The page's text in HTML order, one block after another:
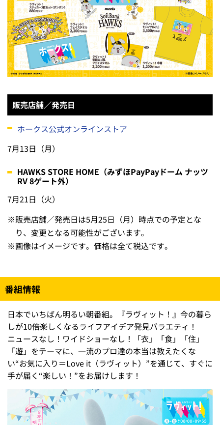
販売店舗／発売日
ホークス公式オンラインストア
7月13日（月）
HAWKS STORE HOME（みずほPayPayドーム ナッツ
RV 8ゲート外）
7月21日（火）
※販売店舗／発売日は5月25日（月）時点での予定とな
り、変更となる可能性がございます。
※画像はイメージです。価格は全て税込です。
番組情報
日本でいちばん明るい朝番組。『ラヴィット！』今の暮ら
しが10倍楽しくなるライフアイデア発見バラエティ！
ニュースなし！ワイドショーなし！「衣」「食」「住」
「遊」をテーマに、一流のプロ達の本当は教えたくな
い“お気に入り＝Love it（ラヴィット）”を通じて、すぐに
手が届く“楽しい！”をお届けします！